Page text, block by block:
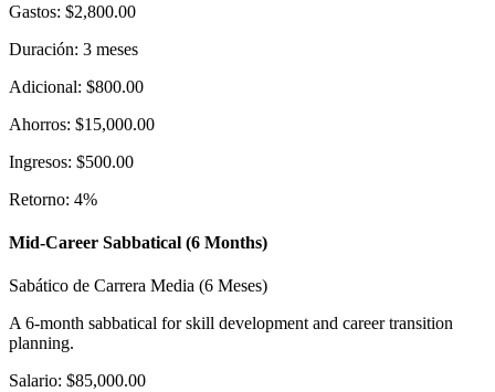
Gastos: $2,800.00
Duración: 3 meses
Adicional: $800.00
Ahorros: $15,000.00
Ingresos: $500.00
Retorno: 4%
Mid-Career Sabbatical (6 Months)
Sabático de Carrera Media (6 Meses)
A 6-month sabbatical for skill development and career transition
planning.
Salario: $85,000.00